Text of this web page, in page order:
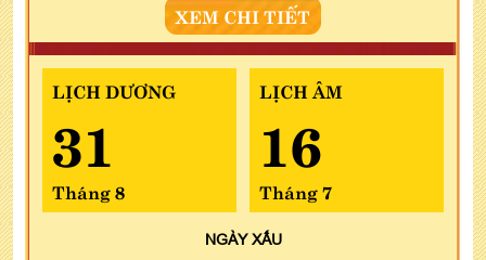
XEM CHI TIẾT
LỊCH DƯƠNG
31
Tháng 8
LỊCH ÂM
16
Tháng 7
NGÀYXẤU